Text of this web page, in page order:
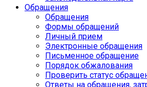
Обращения
Обращения
Формы обращений
Личный прием
Электронные обращения
Письменное обращение
Порядок обжалования
Проверить статус
Ответы на обращения,